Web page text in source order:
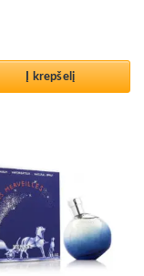
Į krepšelį